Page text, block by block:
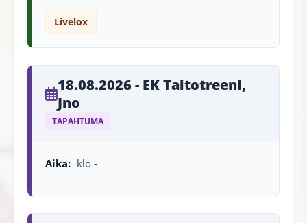
Livelox
18.08.2026 - EK Taitotreeni,
Jno
TAPAHTUMA
Aika: klo -